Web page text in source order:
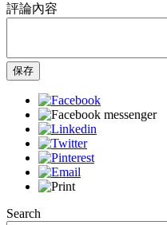
評論內容
保存
Search